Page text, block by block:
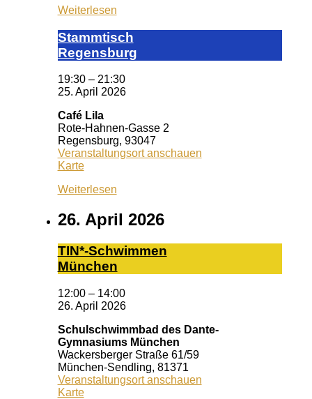
Weiterlesen
Stamm­tisch
Reg­ens­burg
19:30 – 21:30
25. April 2026
Café Lila
Rote-Hahnen-Gasse 2
Regensburg, 93047
Veranstaltungsort anschauen
KarteCafé
Weiterlesen
26. April 2026
TIN*-Schwimmen
München
12:00 – 14:00
26. April 2026
Schulschwimmbad des Dante-
Gymnasiums München
Wackersberger Straße 61/59
München-Sendling, 81371
Veranstaltungsort anschauen
KarteSchulschwimmbad